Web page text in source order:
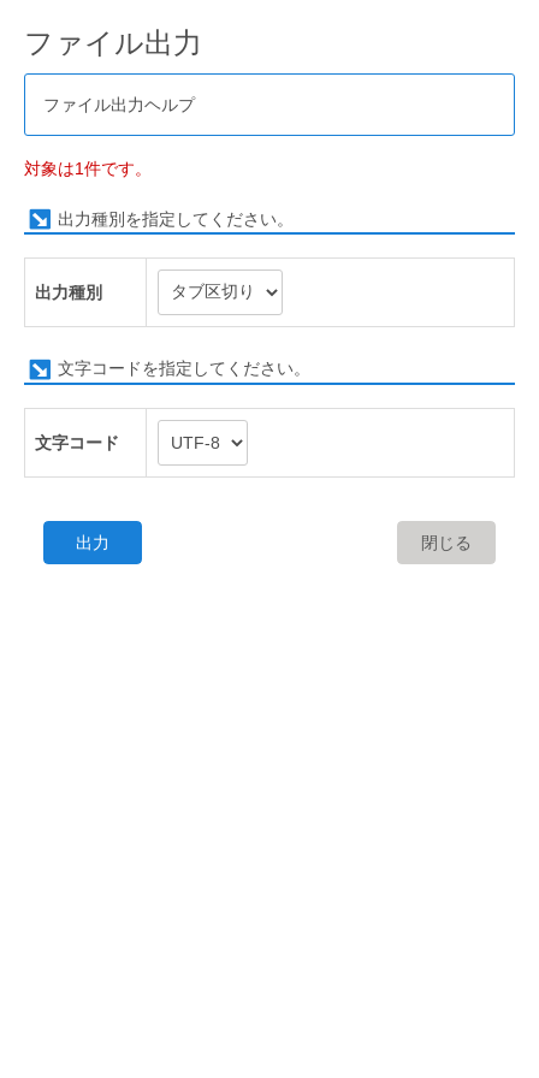
ファイル出力
ファイル出力ヘルプ
対象は1件です。
出力種別を指定してください。
出力種別
文字コードを指定してください。
文字コード